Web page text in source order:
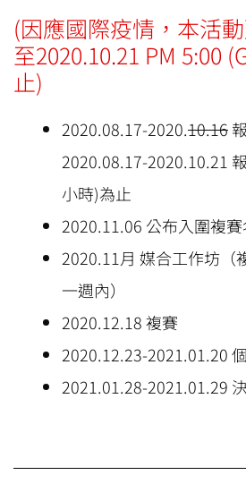
(因應國際疫情，本活
至2020.10.21 PM 5:00
止)
2020.08.17-2020.10.16
2020.08.17-2020.10.21
小時)為止
2020.11.06 公布入圍複
2020.11月 媒合工作坊（
一週內）
2020.12.18 複賽
2020.12.23-2021.01.20
2021.01.28-2021.01.29